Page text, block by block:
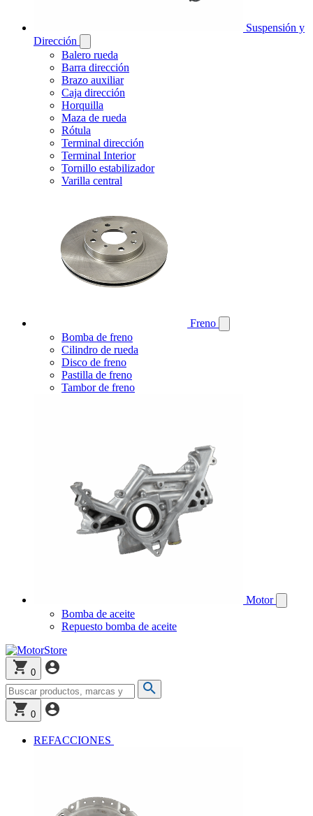
Suspensión y
Dirección
Balero rueda
Barra dirección
Brazo auxiliar
Caja dirección
Horquilla
Maza de rueda
Rótula
Terminal dirección
Terminal Interior
Tornillo estabilizador
Varilla central
Freno
Bomba de freno
Cilindro de rueda
Disco de freno
Pastilla de freno
Tambor de freno
Motor
Bomba de aceite
Repuesto bomba de aceite
0
0
REFACCIONES